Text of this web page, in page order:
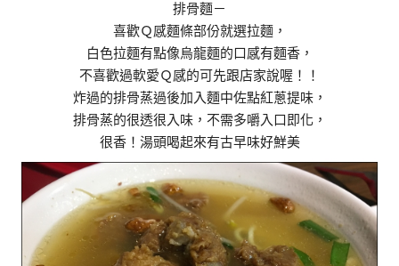
排骨麵－
喜歡Ｑ感麵條部份就選拉麵，
白色拉麵有點像烏龍麵的口感有麵香，
不喜歡過軟愛Ｑ感的可先跟店家說喔！！
炸過的排骨蒸過後加入麵中佐點紅蔥提味，
排骨蒸的很透很入味，不需多嚼入口即化，
很香！湯頭喝起來有古早味好鮮美